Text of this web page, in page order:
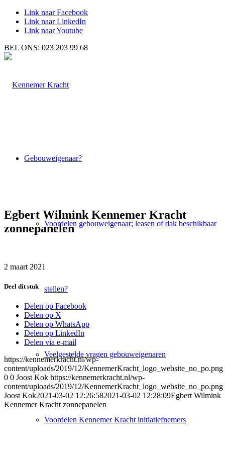
Link naar Facebook
Link naar LinkedIn
Link naar Youtube
BEL ONS: 023 203 99 68
Gebouweigenaar?
Voordelen gebouweigenaar; leasen of dak beschikbaar
stellen?
Veelgestelde vragen gebouweigenaren
Voordelen Kennemer Kracht initiatiefnemers
Egbert Wilmink Kennemer Kracht
zonnepanelen
2 maart 2021
Deel dit stuk
Delen op Facebook
Delen op X
Delen op WhatsApp
Delen op LinkedIn
Delen via e-mail
https://kennemerkracht.nl/wp-
content/uploads/2019/12/KennemerKracht_logo_website_no_po.png
0 0 Joost Kok https://kennemerkracht.nl/wp-
content/uploads/2019/12/KennemerKracht_logo_website_no_po.png
Joost Kok2021-03-02 12:26:582021-03-02 12:28:09Egbert Wilmink
Kennemer Kracht zonnepanelen